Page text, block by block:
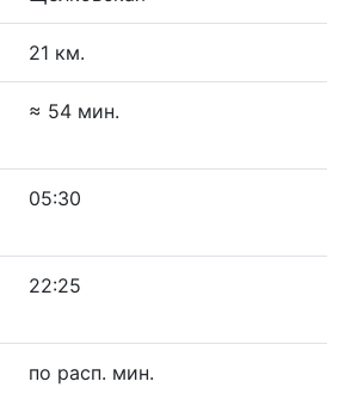
21 км.
≈ 54 мин.
05:30
22:25
по расп. мин.